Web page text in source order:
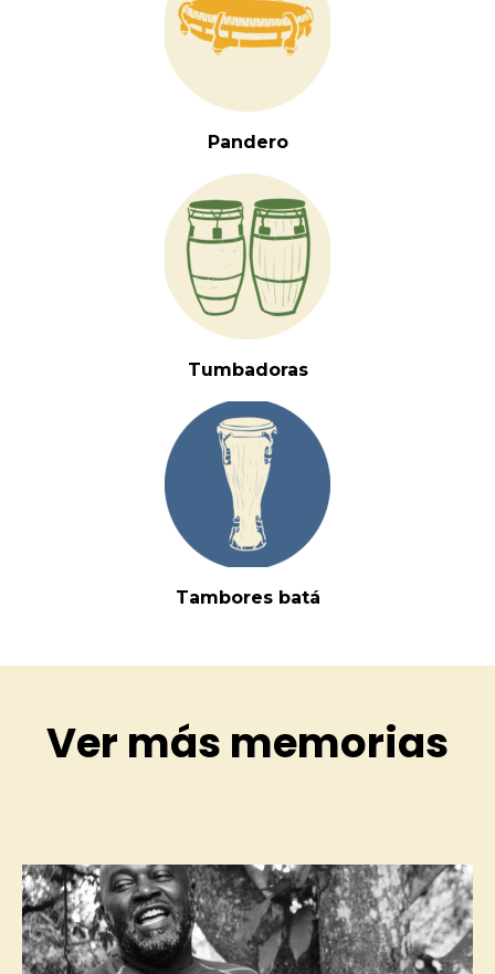
Pandero
Tumbadoras
Tambores batá
Ver más memorias